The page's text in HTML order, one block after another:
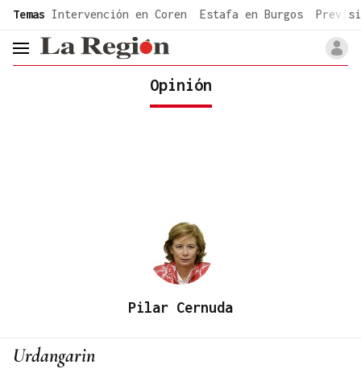
common.go-to-content
Temas Intervención en Coren Estafa en Burgos
header.menu.open
Opinión
Pilar Cernuda
Urdangarin